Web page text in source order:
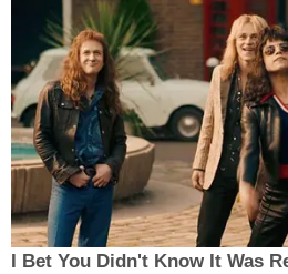
I Bet You Didn't Know It Was